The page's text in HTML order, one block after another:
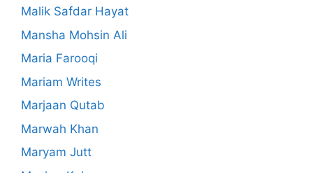
Malik Safdar Hayat
Mansha Mohsin Ali
Maria Farooqi
Mariam Writes
Marjaan Qutab
Marwah Khan
Maryam Jutt